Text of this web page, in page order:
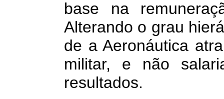
base na
Alterando o grau
de a Aeronáutica
militar, e não
resultados.